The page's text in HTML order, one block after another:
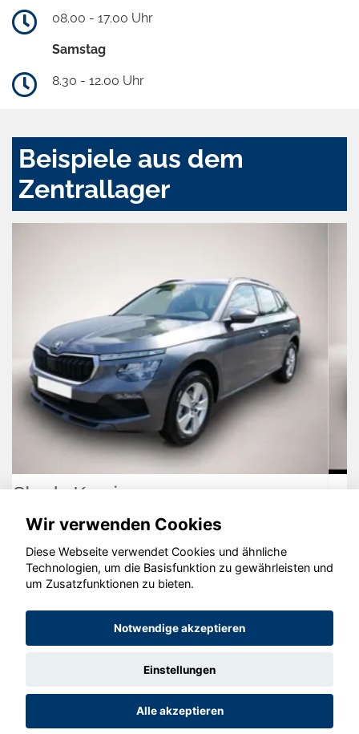
08.00 - 17.00 Uhr
Samstag
8.30 - 12.00 Uhr
Beispiele aus dem
Zentrallager
Cupra Leon
© konjunkturmotor.de GmbH 2020 - 2026
Wir verwenden Cookies
Diese Webseite verwendet Cookies und ähnliche
Technologien, um die Basisfunktion zu gewährleisten und
um Zusatzfunktionen zu bieten.
Notwendige akzeptieren
Einstellungen
Alle akzeptieren